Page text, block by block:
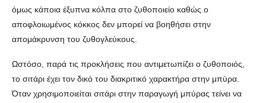
όμως κάποια έξυπνα κόλπα στο ζυθοποιείο καθώς ο
αποφλοιωμένος κόκκος δεν μπορεί να βοηθήσει στην
απομάκρυνση του ζυθογλεύκους.
Ωστόσο, παρά τις προκλήσεις που αντιμετωπίζει ο ζυθοποιός,
το σιτάρι έχει τον δικό του διακριτικό χαρακτήρα στην μπύρα.
Όταν χρησιμοποιείται σιτάρι στην παραγωγή μπύρας τείνει να